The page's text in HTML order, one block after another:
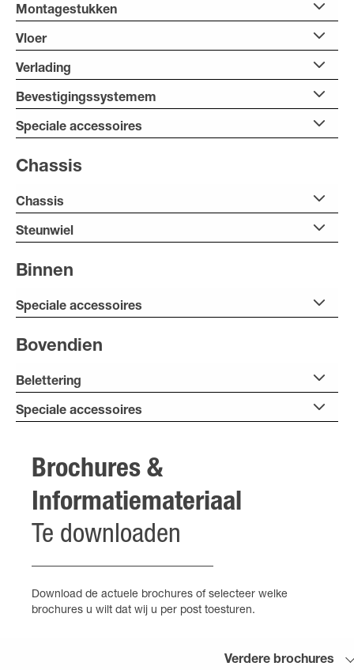
Montagestukken
Vloer
Verlading
Bevestigingssystemem
Speciale accessoires
Chassis
Chassis
Steunwiel
Binnen
Speciale accessoires
Bovendien
Belettering
Speciale accessoires
Brochures &
Informatiemateriaal
Te downloaden
Download de actuele brochures of selecteer welke
brochures u wilt dat wij u per post toesturen.
Verdere brochures